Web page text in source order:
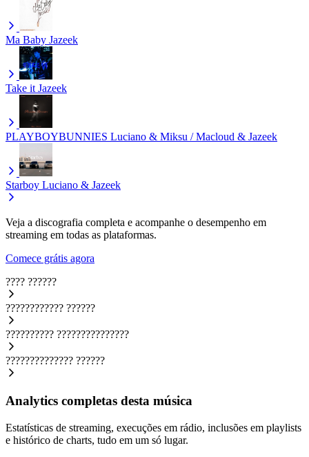
Ma Baby Jazeek
Take it Jazeek
PLAYBOYBUNNIES Luciano & Miksu / Macloud & Jazeek
Starboy Luciano & Jazeek
Veja a discografia completa e acompanhe o desempenho em
streaming em todas as plataformas.
Comece grátis agora
???? ??????
???????????? ??????
?????????? ???????????????
?????????????? ??????
Analytics completas desta música
Estatísticas de streaming, execuções em rádio, inclusões em playlists
e histórico de charts, tudo em um só lugar.